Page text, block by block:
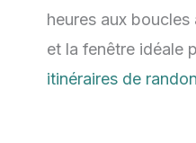
heures aux
et la fenêtre idéale
itinéraires de